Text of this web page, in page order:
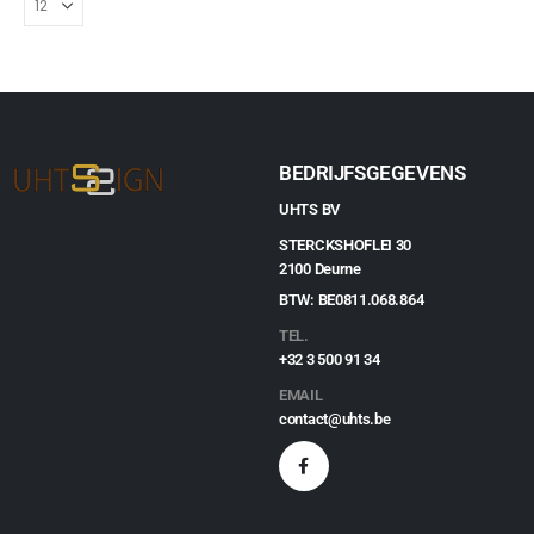
BEDRIJFSGEGEVENS
UHTS BV
STERCKSHOFLEI 30
2100 Deurne
BTW: BE0811.068.864
TEL.
+32 3 500 91 34
EMAIL
contact@uhts.be